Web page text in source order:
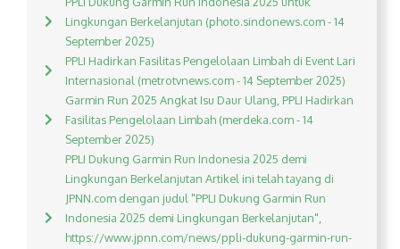
Lingkungan Berkelanjutan (photo.sindonews.com - 14
September 2025)
PPLI Hadirkan Fasilitas Pengelolaan Limbah di Event Lari
Internasional (metrotvnews.com - 14 September 2025)
Garmin Run 2025 Angkat Isu Daur Ulang, PPLI Hadirkan
Fasilitas Pengelolaan Limbah (merdeka.com - 14
September 2025)
PPLI Dukung Garmin Run Indonesia 2025 demi
Lingkungan Berkelanjutan Artikel ini telah tayang di
JPNN.com dengan judul "PPLI Dukung Garmin Run
Indonesia 2025 demi Lingkungan Berkelanjutan",
https://www.jpnn.com/news/ppli-dukung-garmin-run-